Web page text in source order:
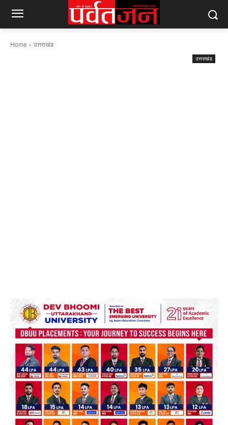
Home उत्तराखंड
उत्तराखंड